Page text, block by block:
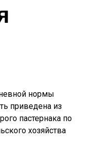
нормы
приведена из
пастернака по
хозяйства